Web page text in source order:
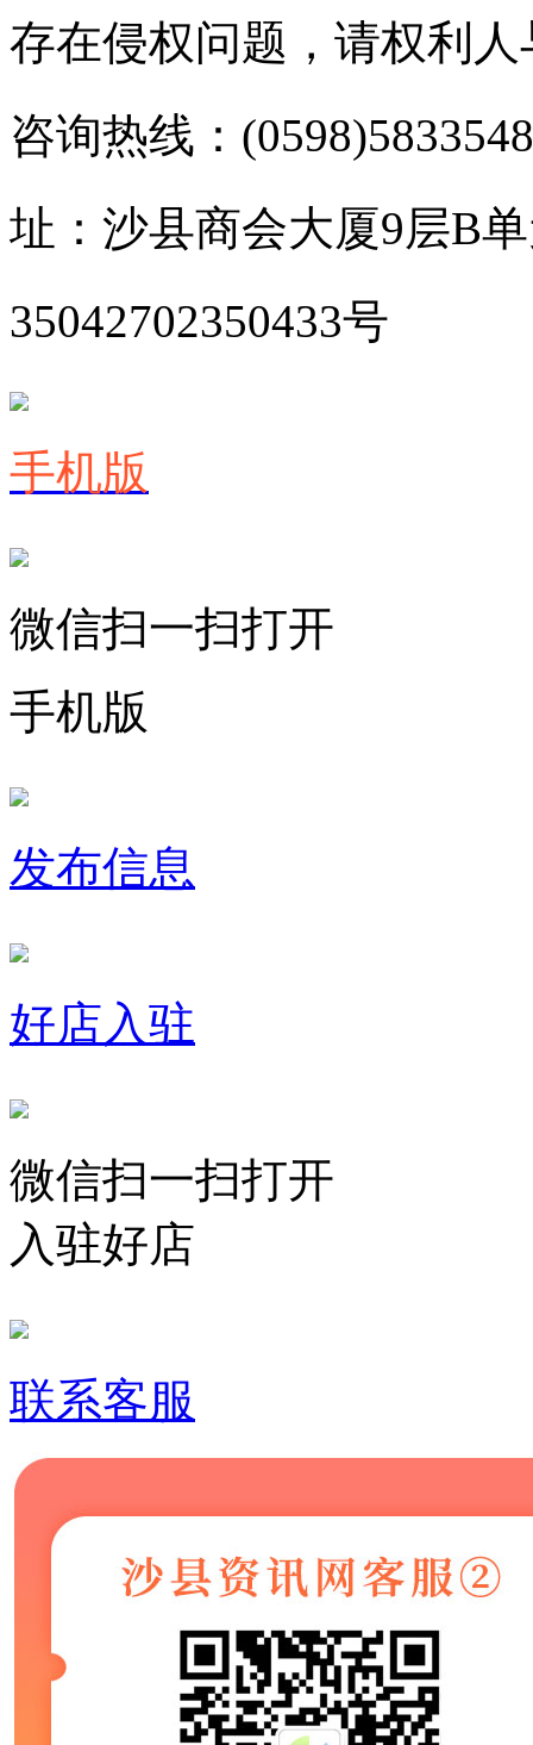
存在侵权问题，请权利
咨询热线：
址：沙县商会大厦9层B
35042702350433号
手机版
微信扫一扫打开
手机版
发布信息
好店入驻
微信扫一扫打开
入驻好店
联系客服